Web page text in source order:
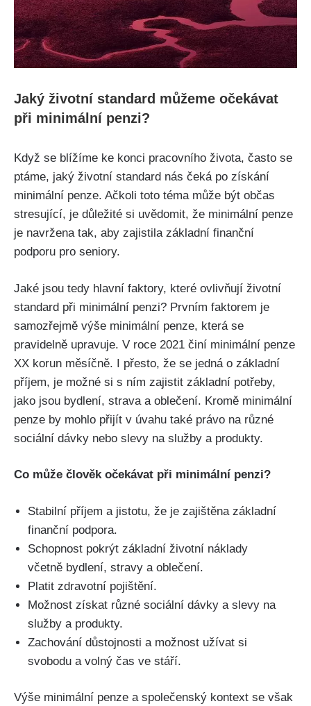
Jaký životní standard můžeme očekávat
při minimální penzi?
Když se blížíme ke konci pracovního života, často se
ptáme, jaký životní standard nás čeká po získání
minimální penze. Ačkoli toto téma může být občas
stresující, je důležité si uvědomit, že minimální penze
je navržena tak, aby zajistila základní finanční
podporu pro seniory.
Jaké jsou tedy hlavní faktory, které ovlivňují životní
standard při minimální penzi? Prvním faktorem je
samozřejmě výše minimální penze, která se
pravidelně upravuje. V roce 2021 činí minimální penze
XX korun měsíčně. I přesto, že se jedná o základní
příjem, je možné si s ním zajistit základní potřeby,
jako jsou bydlení, strava a oblečení. Kromě minimální
penze by mohlo přijít v úvahu také právo na různé
sociální dávky nebo slevy na služby a produkty.
Co může člověk očekávat při minimální penzi?
Stabilní příjem a jistotu, že je zajištěna základní
finanční podpora.
Schopnost pokrýt základní životní náklady
včetně bydlení, stravy a oblečení.
Platit zdravotní pojištění.
Možnost získat různé sociální dávky a slevy na
služby a produkty.
Zachování důstojnosti a možnost užívat si
svobodu a volný čas ve stáří.
Výše minimální penze a společenský kontext se však